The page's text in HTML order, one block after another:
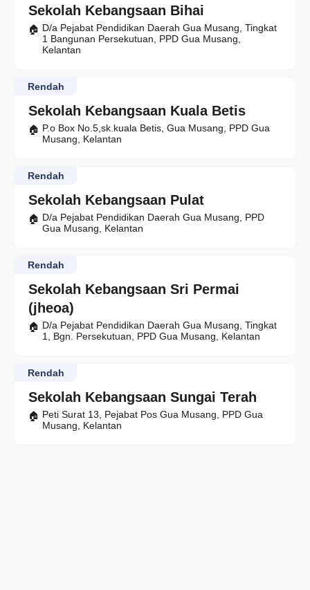
Sekolah Kebangsaan Bihai
D/a Pejabat Pendidikan Daerah Gua Musang, Tingkat
1 Bangunan Persekutuan, PPD Gua Musang,
Kelantan
Sekolah Kebangsaan Kuala Betis
Rendah
P.o Box No.5,sk.kuala Betis, Gua Musang, PPD Gua
Musang, Kelantan
Sekolah Kebangsaan Pulat
Rendah
D/a Pejabat Pendidikan Daerah Gua Musang, PPD
Gua Musang, Kelantan
Sekolah Kebangsaan Sri Permai
(jheoa)
Rendah
D/a Pejabat Pendidikan Daerah Gua Musang, Tingkat
1, Bgn. Persekutuan, PPD Gua Musang, Kelantan
Sekolah Kebangsaan Sungai Terah
Rendah
Peti Surat 13, Pejabat Pos Gua Musang, PPD Gua
Musang, Kelantan